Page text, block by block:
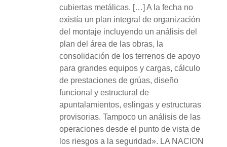
cubiertas metálicas. […] A la fecha no
existía un plan integral de organización
del montaje incluyendo un análisis del
plan del área de las obras, la
consolidación de los terrenos de apoyo
para grandes equipos y cargas, cálculo
de prestaciones de grúas, diseño
funcional y estructural de
apuntalamientos, eslingas y estructuras
provisorias. Tampoco un análisis de las
operaciones desde el punto de vista de
los riesgos a la seguridad». LA NACION